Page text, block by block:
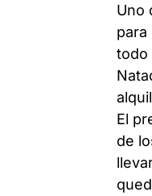
Uno
para
todo
El
de